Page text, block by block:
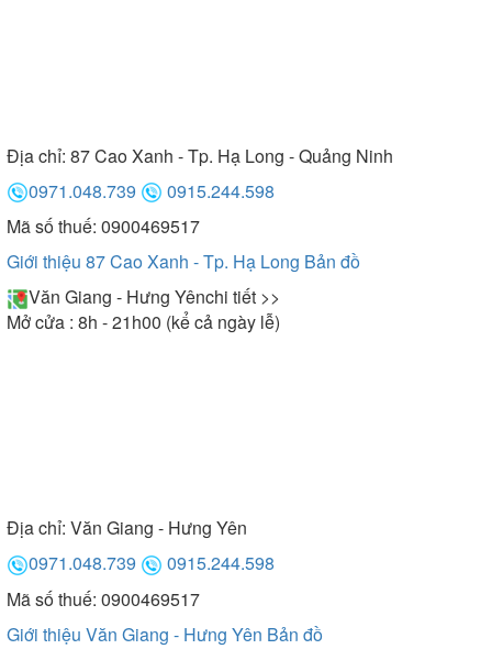
Địa chỉ: 87 Cao Xanh - Tp. Hạ Long - Quảng Ninh
0971.048.739
0915.244.598
Mã số thuế: 0900469517
Giới thiệu 87 Cao Xanh - Tp. Hạ Long Bản đồ
Văn Giang - Hưng Yênchi tiết >>
Mở cửa : 8h - 21h00 (kể cả ngày lễ)
Địa chỉ: Văn Giang - Hưng Yên
0971.048.739
0915.244.598
Mã số thuế: 0900469517
Giới thiệu Văn Giang - Hưng Yên Bản đồ